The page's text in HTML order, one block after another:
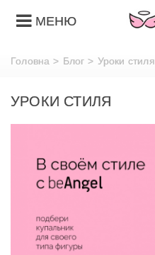
МЕНЮ
Головна > Блог > Уроки стиля
УРОКИ СТИЛЯ